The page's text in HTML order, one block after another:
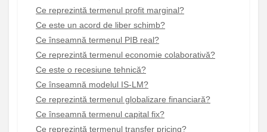
Ce reprezintă termenul profit marginal?
Ce este un acord de liber schimb?
Ce înseamnă termenul PIB real?
Ce reprezintă termenul economie colaborativă?
Ce este o recesiune tehnică?
Ce înseamnă modelul IS-LM?
Ce reprezintă termenul globalizare financiară?
Ce înseamnă termenul capital fix?
Ce reprezintă termenul transfer pricing?